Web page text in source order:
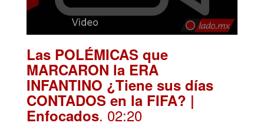
Las POLÉMICAS que
MARCARON la ERA
INFANTINO ¿Tiene sus días
CONTADOS en la FIFA? |
Enfocados. 02:20